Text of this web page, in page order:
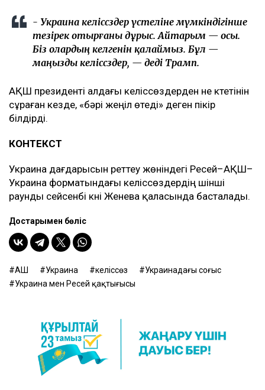
- Украина келіссөздер үстеліне мүмкіндігінше
тезірек отырғаны дұрыс. Айтарым — осы.
Біз олардың келгенін қалаймыз. Бұл —
маңызды келіссөздер, — деді Трамп.
АҚШ президенті алдағы келіссөздерден не күтетінін
сұраған кезде, «бәрі жеңіл өтеді» деген пікір
білдірді.
КОНТЕКСТ
Украина дағдарысын реттеу жөніндегі Ресей–АҚШ–
Украина форматындағы келіссөздердің үшінші
раунды сейсенбі күні Женева қаласында басталады.
Достарыңмен бөліс
АҚШ Украина келіссөз
Украинадағы соғыс
Украина мен Ресей қақтығысы